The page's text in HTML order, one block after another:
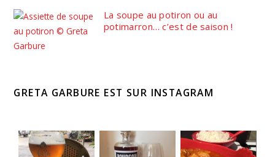
La soupe au potiron ou au
potimarron… c’est de saison !
GRETA GARBURE EST SUR INSTAGRAM